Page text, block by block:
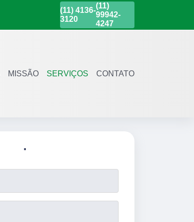
(11) 4136-
3120
(11)
99942-
4247
MISSÃO SERVIÇOS CONTATO
.